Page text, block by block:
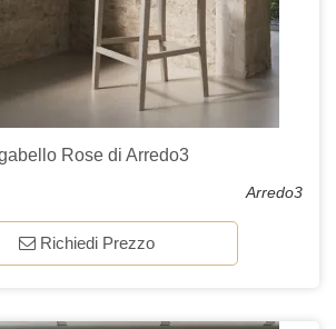
Rose di Arredo3
Arredo3
Richiedi Prezzo